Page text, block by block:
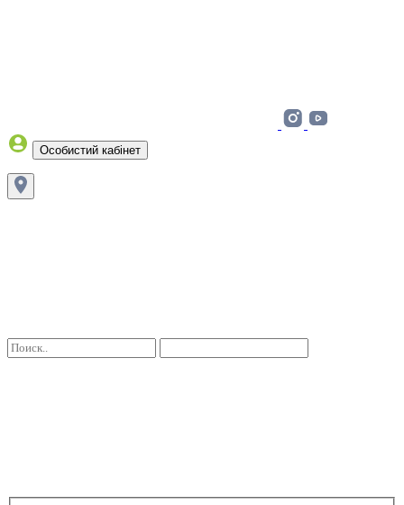
Особистий кабінет